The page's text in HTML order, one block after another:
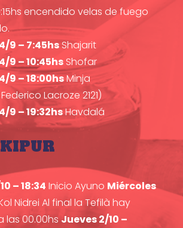
encendido velas de fuego
9 – 7:45hsShajarit
9 – 10:45hsShofar
9 – 18:00hsMinja
Lacroze 2121)
9 – 19:32hsHavdalá
KIPUR
– 18:34 Inicio Ayuno Miércoles
Nidrei Al final la Tefilà hay
las 00.00hsJueves 2/10 –